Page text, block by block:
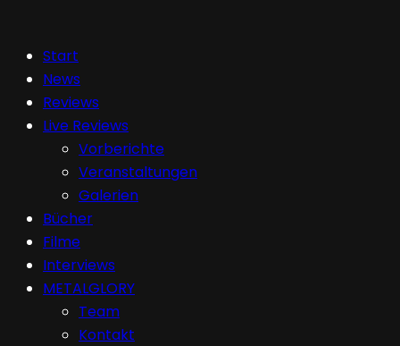
Start
News
Reviews
Live Reviews
Vorberichte
Veranstaltungen
Galerien
Bücher
Filme
Interviews
METALGLORY
Team
Kontakt